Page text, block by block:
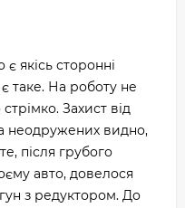
якісь сторонні
таке. На роботу не
Захист від
неодружених видно,
після грубого
авто, довелося
з редуктором. До